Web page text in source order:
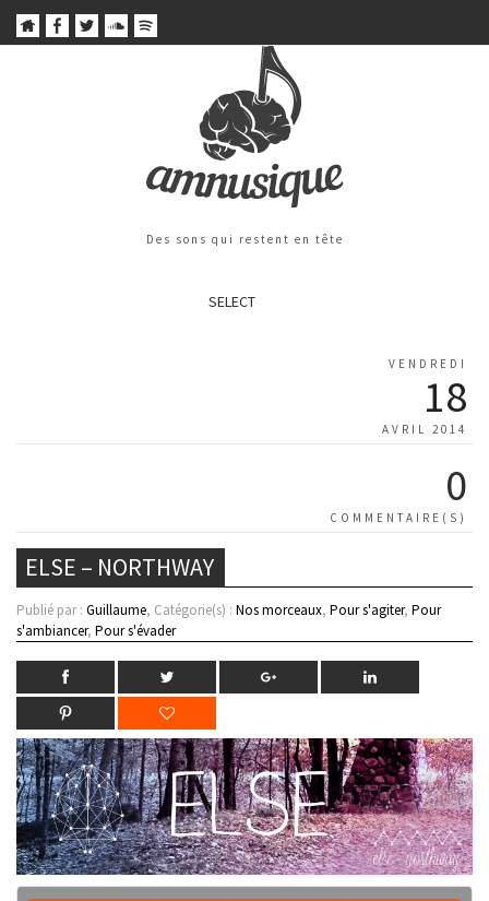
Des sons qui restent en tête
SELECT
VENDREDI
18
AVRIL 2014
0
COMMENTAIRE(S)
ELSE – NORTHWAY
Publié par : Guillaume, Catégorie(s) : Nos morceaux, Pour s'agiter, Pour
s'ambiancer, Pour s'évader